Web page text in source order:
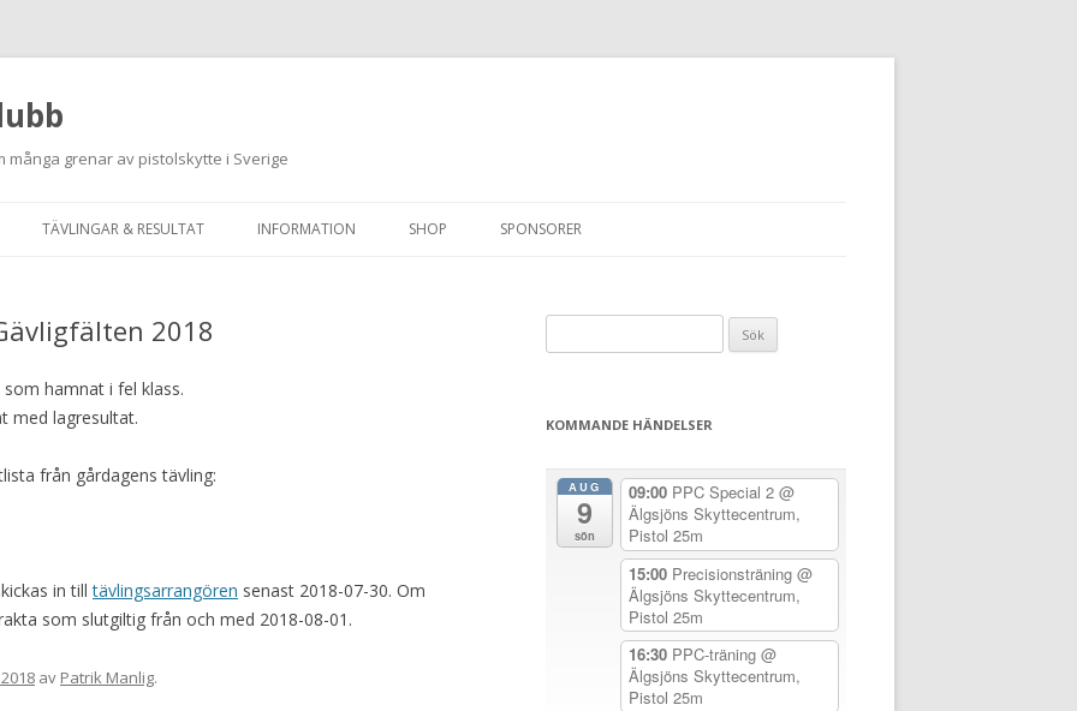
många grenar av pistolskytte i Sverige
till
TÄVLINGAR & RESULTAT
SKJUTPROGRAM 2026
INFORMATION SHOP SPONSORER
2018
hamnat i fel klass.
med lagresultat.
från gårdagens tävling:
in tilltävlingsarrangören senast 2018-07-30. Om
som slutgiltig från och med 2018-08-01.
av Patrik Manlig.
efter:
KOMMANDE HÄNDELSER
AUG
9
sön
09:00 PPC Special 2 @
Älgsjöns Skyttecentrum,
Pistol 25m
15:00 Precisionsträning @
Älgsjöns Skyttecentrum,
Pistol 25m
16:30 PPC-träning @
Älgsjöns Skyttecentrum,
Pistol 25m